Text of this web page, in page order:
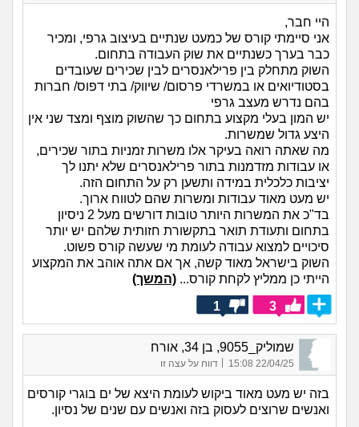
היי חבר,
אני סיימתי קורס של כמעט שנתיים בעיצוב גרפי, ומכיר
כבר בערך כשנתיים את שוק העבודה בתחום.
השוק מתחלק בין פרילאנסרים לבין שכירים שעובדים
בסטודיואים או במשרדי פרסום/ שיווק/ בתי דפוס/ חברות
בהם נדרש מעצב גרפי
יש המון בעלי מקצוע בתחום כך שהשוק מוצף ומצד שני אין
היצע גדול שמשרות.
מה שאתה רואה בעיקר אלו משרות זמניות בתור שכירים,
או עבודות מזדמנות בתור פרילאנסרים שלא יתנו לך
יציבות כלכלית במידה ותשען רק על התחום הזה.
יש מעט מאוד עבודות ומשרות שהם לטווח ארוך.
בד"כ את המשרות היותר טובות דורשים מעל 2 ניסיון
בתחום ותעודת תואר בתקשורת חזותית שלהם יש יותר
סיכויים למצוא עבודה לעומת מי שעשה קורס פשוט.
השוק בישראל מאוד קשה, אך אם אתה אוהב את המקצוע
הייתי כן ממליץ לקחת קורס... (המשך)
3
1
שמוליק_9055, בן 34, אורח
22/04/25 15:08
| דווח על עצה זו
בזה יש מעט מאוד ביקוש לעומת היצא של ים בוגרי קורסים
ואנשים שרוצים לעסוק בזה ואנשים עם שנים של נסיון.